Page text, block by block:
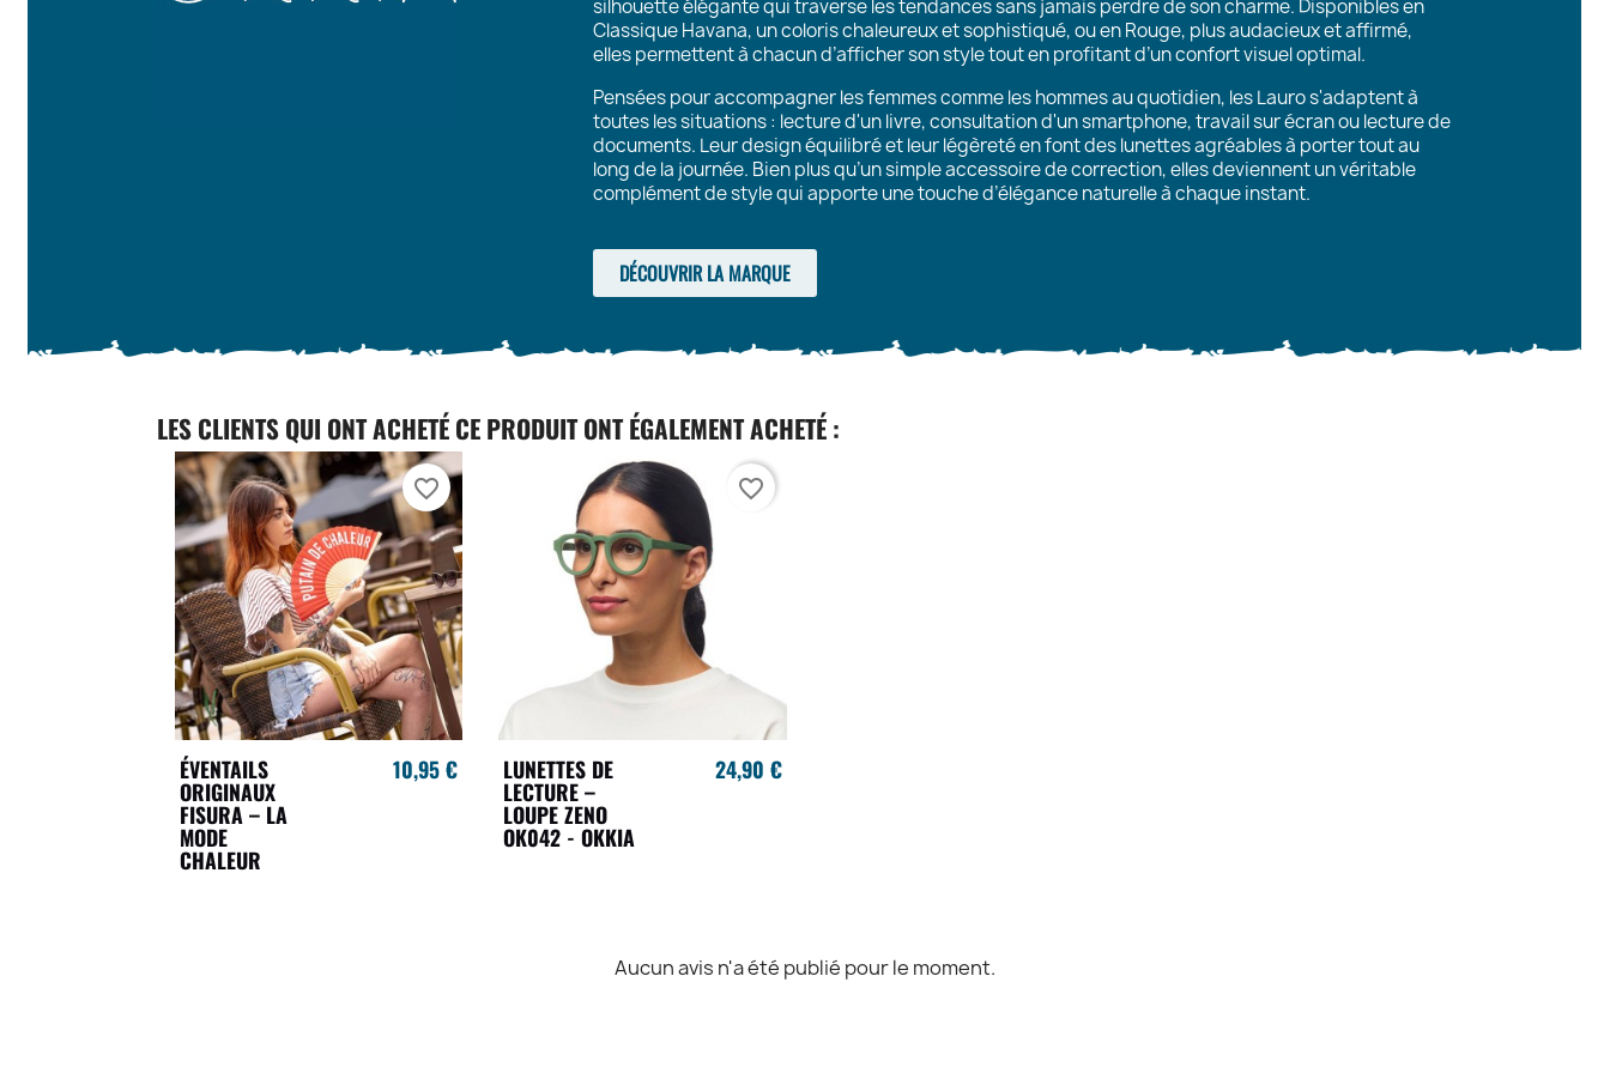
silhouette élégante qui traverse les tendances sans jamais perdre de son charme. Disponibles en
Classique Havana, un coloris chaleureux et sophistiqué, ou enRouge, plus audacieux et affirmé,
elles permettent à chacun d’afficher son style tout en profitant d’un confort visuel optimal.
Pensées pour accompagner les femmes comme les hommes au quotidien, les Lauro s'adaptent à
toutes les situations : lecture d'un livre, consultation d'un smartphone, travail sur écran ou lecture de
documents. Leur design équilibré et leur légèreté en font des lunettes agréables à porter tout au
long de la journée. Bien plus qu’un simple accessoire de correction, elles deviennent un véritable
complément de style qui apporte une touche d’élégance naturelle à chaque instant.
DÉCOUVRIR LA MARQUE
LES CLIENTS QUI ONT ACHETÉ CE PRODUIT ONT ÉGALEMENT ACHETÉ :
ÉVENTAILS
ORIGINAUX
FISURA – LA
MODE
CHALEUR
10,95 €
favorite_border
LUNETTES DE
LECTURE –
LOUPE ZENO
OK042 - OKKIA
24,90 €
favorite_border
Aucun avis n'a été publié pour le moment.